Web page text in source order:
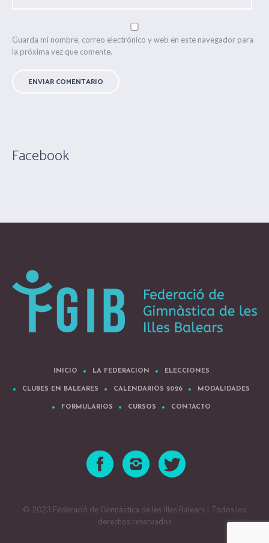
Guarda mi nombre, correo electrónico y web en este navegador para
la próxima vez que comente.
Facebook
INICIO LA FEDERACION ELECCIONES
CLUBES EN BALEARES CALENDARIOS 2026 MODALIDADES
FORMULARIOS CURSOS CONTACTO
© 2023 Federació de Gimnàstica de les Illes Balears | Todos los
derechos reservados